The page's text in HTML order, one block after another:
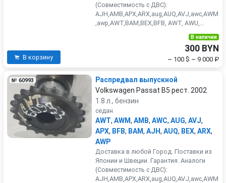
(Совместимость с ДВС):
AJH,AMB,APX,ARX,aug,AUQ,AVJ,awc,AWM
,awp,AWT,BAM,BEX,BFB, AWT, AWU,...
В корзину
В наличии
300 BYN
~ 100 $ ~ 9 000 ₽
№ 60993
Распредвал выпускной
Volkswagen Passat B5 рест. 2002
1.8 л., бензин
седан
AWT, AWM, AMB, AWC, AUG, AVJ,
APX, BFB, BAM, AJH, AUQ, BEX, ARX,
AWP
Доставка в любой Город. Поставки из
Японии и Швеции. Гарантия. Аналоги
(Совместимость с ДВС):
AJH,AMB,APX,ARX,aug,AUQ,AVJ,awc,AWM